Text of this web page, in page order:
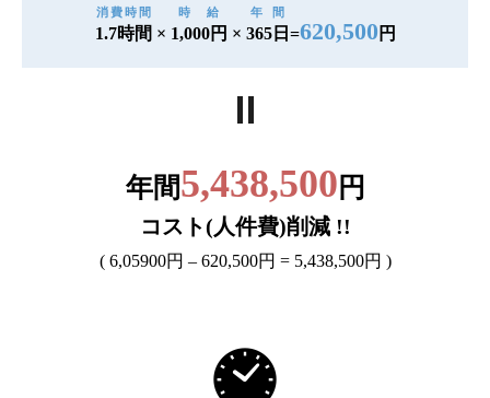
1.7時間
消費時間
× 1,000円
時給
× 365日
年間
=620,500 円
年間5,438,500 円
コスト(人件費)削減 !!
( 6,05900円 – 620,500円 = 5,438,500円 )